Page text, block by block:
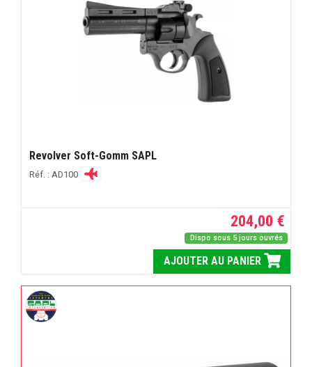
Revolver Soft-Gomm SAPL
Réf. : AD100
204,00 €
Dispo sous 5 jours ouvrés
AJOUTER AU PANIER